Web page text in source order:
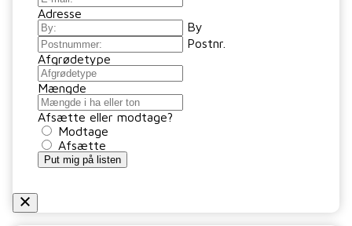
Adresse
By
Postnr.
Afgrødetype
Mængde
Afsætte eller modtage?
Modtage
Afsætte
Put mig på listen